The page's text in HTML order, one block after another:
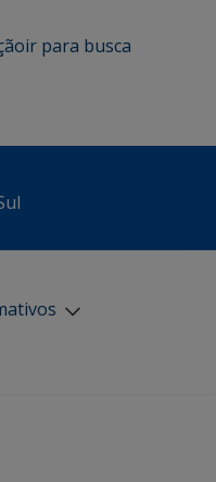
ir para busca